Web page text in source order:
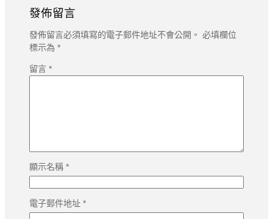
發佈留言
發佈留言必須填寫的電子郵件地址不會公開。 必填欄位
標示為 *
留言 *
顯示名稱 *
電子郵件地址 *